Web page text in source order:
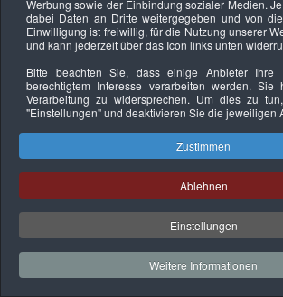
Datenschutzerklärung Urheberrechtsnachweise
Copyright © 2026. Bundesverband
Sachverständiger und Fachgutachter
Werbung sowie der Einbindung sozialer Medien.
dabei Daten an Dritte weitergegeben und von
Einwilligung ist freiwillig, für die Nutzung unserer
und kann jederzeit über das Icon links unten
Bitte beachten Sie, dass einige Anbieter Ihre
berechtigtem Interesse verarbeiten werden.
Verarbeitung zu widersprechen. Um dies zu
"Einstellungen"und deaktivieren Sie die jeweiligen
Zustimmen
Ablehnen
Einstellungen
Weitere Informationen